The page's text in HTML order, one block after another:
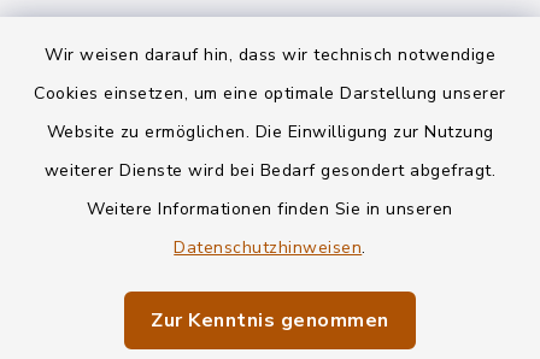
Wir weisen darauf hin, dass wir technisch notwendige
Cookies einsetzen, um eine optimale Darstellung unserer
Website zu ermöglichen. Die Einwilligung zur Nutzung
weiterer Dienste wird bei Bedarf gesondert abgefragt.
Weitere Informationen finden Sie in unseren
Datenschutzhinweisen.
Zur Kenntnis genommen
Kontakt
Informationspflichten
Impressum